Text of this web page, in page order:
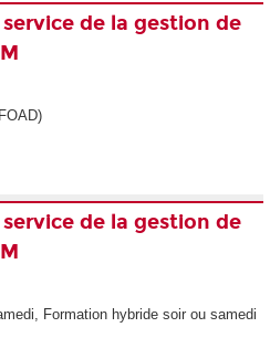
de la gestion de
de la gestion de
Formation hybride soir ou samedi